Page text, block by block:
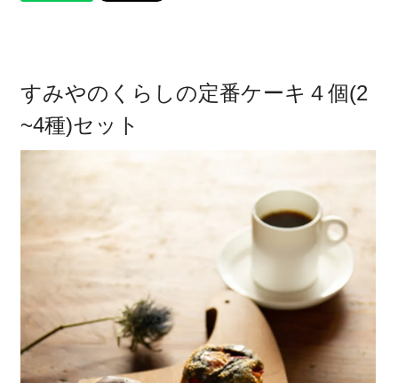
すみやのくらしの定番ケーキ４個(2
~4種)セット